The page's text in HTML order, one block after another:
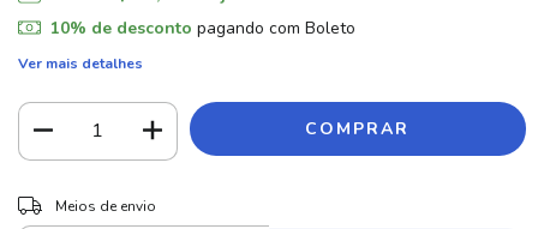
10% de desconto pagando com Boleto
Ver mais detalhes
Entregas para o CEP:
Meios de envio